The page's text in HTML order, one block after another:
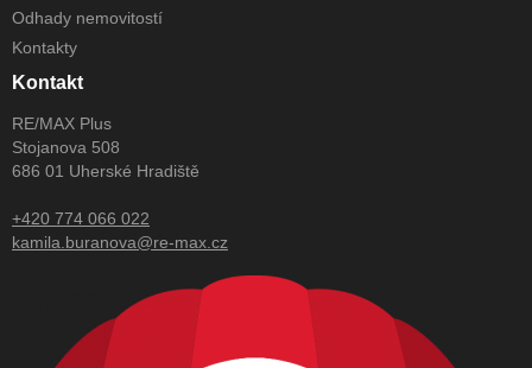
Odhady nemovitostí
Kontakty
Kontakt
RE/MAX Plus
Stojanova 508
686 01 Uherské Hradiště
+420 774 066 022
kamila.buranova@re-max.cz